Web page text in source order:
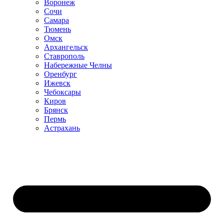
Воронеж
Сочи
Самара
Тюмень
Омск
Архангельск
Ставрополь
Набережные Челны
Оренбург
Ижевск
Чебоксары
Киров
Брянск
Пермь
Астрахань